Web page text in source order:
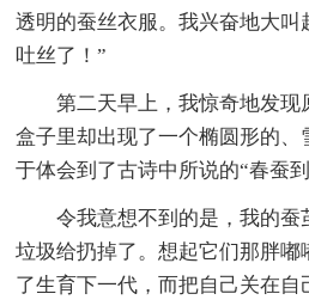
透明的蚕丝衣服。我兴奋地大叫
吐丝了！”
第二天早上，我惊奇地发现
盒子里却出现了一个椭圆形的、
于体会到了古诗中所说的“春蚕到
令我意想不到的是，我的
垃圾给扔掉了。想起它们那胖嘟
了生育下一代，而把自己关在